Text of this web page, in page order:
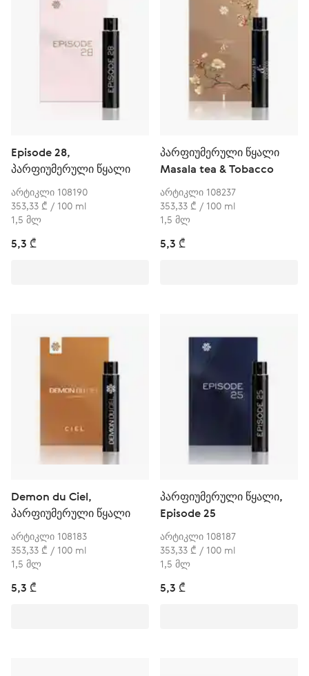
Episode 28,
პარფიუმერული წყალი
არტიკლი 108190
353,33 ₾ / 100 ml
1,5 მლ
5,3 ₾
პარფიუმერული წყალი
Masala tea & Tobacco
არტიკლი 108237
353,33 ₾ / 100 ml
1,5 მლ
5,3 ₾
Demon du Ciel,
პარფიუმერული წყალი
არტიკლი 108183
353,33 ₾ / 100 ml
1,5 მლ
5,3 ₾
პარფიუმერული წყალი,
Episode 25
არტიკლი 108187
353,33 ₾ / 100 ml
1,5 მლ
5,3 ₾